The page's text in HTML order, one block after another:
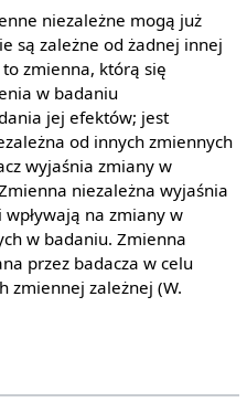
niezależne mogą już
są zależne od żadnej innej
zmienna, którą się
w badaniu
jej efektów; jest
od innych zmiennych
wyjaśnia zmiany w
niezależna wyjaśnia
na zmiany w
w badaniu. Zmienna
przez badacza w celu
zmiennej zależnej (W.